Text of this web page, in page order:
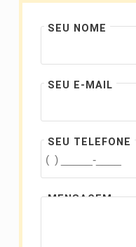
SEU NOME
SEU E-MAIL
SEU TELEFONE
MENSAGEM